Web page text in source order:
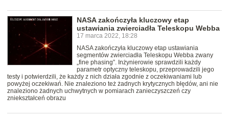
NASA zakończyła kluczowy etap
ustawiania zwierciadła Teleskopu Webba
17 marca 2022, 18:28
NASA zakończyła kluczowy etap ustawiania
segmentów zwierciadła Teleskopu Webba zwany
„fine phasing”. Inżynierowie sprawdzili każdy
parametr optyczny teleskopu, przeprowadzili jego
testy i potwierdzili, że każdy z nich działa zgodnie z oczekiwaniami lub
powyżej oczekiwań. Nie znaleziono też żadnych krytycznych błędów, ani nie
znaleziono żadnych uchwytnych w pomiarach zanieczyszczeń czy
zniekształceń obrazu